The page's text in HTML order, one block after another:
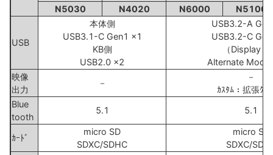
N5030
N4020 N6000 N5100
USB
本体側
USB3.1-C Gen1 x1
KB側
USB2.0 x2
USB3.2-A
USB3.2-C
（Display
Alternate Mode
映像
出力
－
－
ｶｽﾀﾑ：拡張ｸﾚ
Blue
tooth
5.1 5.1
ｶｰﾄﾞ
micro SD
SDXC/SDHC
micro SD
SDXC/